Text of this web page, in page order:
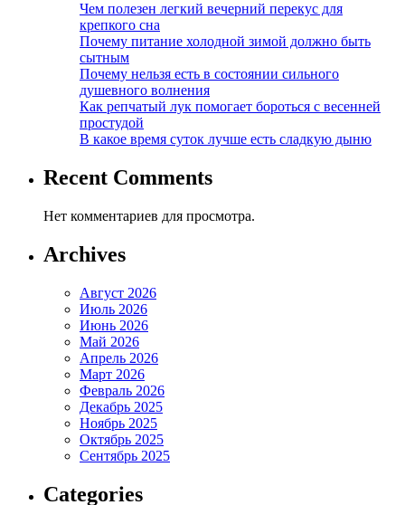
Чем полезен легкий вечерний перекус для
крепкого сна
Почему питание холодной зимой должно быть
сытным
Почему нельзя есть в состоянии сильного
душевного волнения
Как репчатый лук помогает бороться с весенней
простудой
В какое время суток лучше есть сладкую дыню
Recent Comments
Нет комментариев для просмотра.
Archives
Август 2026
Июль 2026
Июнь 2026
Май 2026
Апрель 2026
Март 2026
Февраль 2026
Декабрь 2025
Ноябрь 2025
Октябрь 2025
Сентябрь 2025
Categories